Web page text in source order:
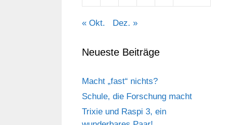
« Okt. Dez. »
Neueste Beiträge
Macht „fast“ nichts?
Schule, die Forschung macht
Trixie und Raspi 3, ein